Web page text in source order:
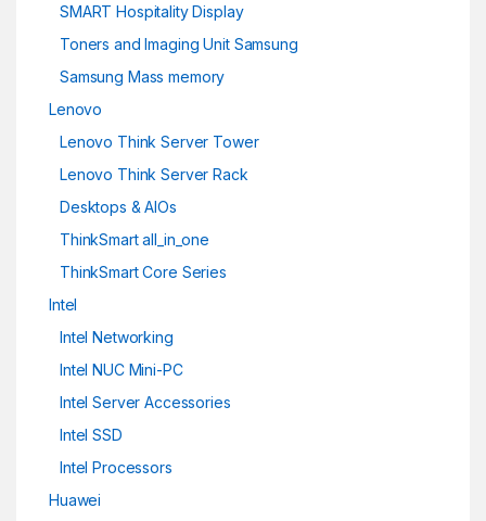
SMART Hospitality Display
Toners and Imaging Unit Samsung
Samsung Mass memory
Lenovo
Lenovo Think Server Tower
Lenovo Think Server Rack
Desktops & AIOs
ThinkSmart all_in_one
ThinkSmart Core Series
Intel
Intel Networking
Intel NUC Mini-PC
Intel Server Accessories
Intel SSD
Intel Processors
Huawei